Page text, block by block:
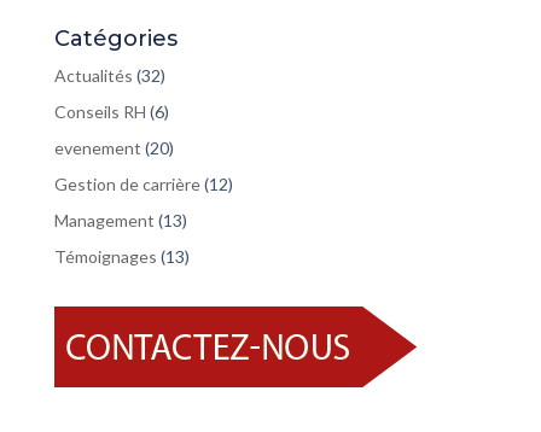
Catégories
Actualités (32)
Conseils RH (6)
evenement (20)
Gestion de carrière(12)
Management (13)
Témoignages (13)